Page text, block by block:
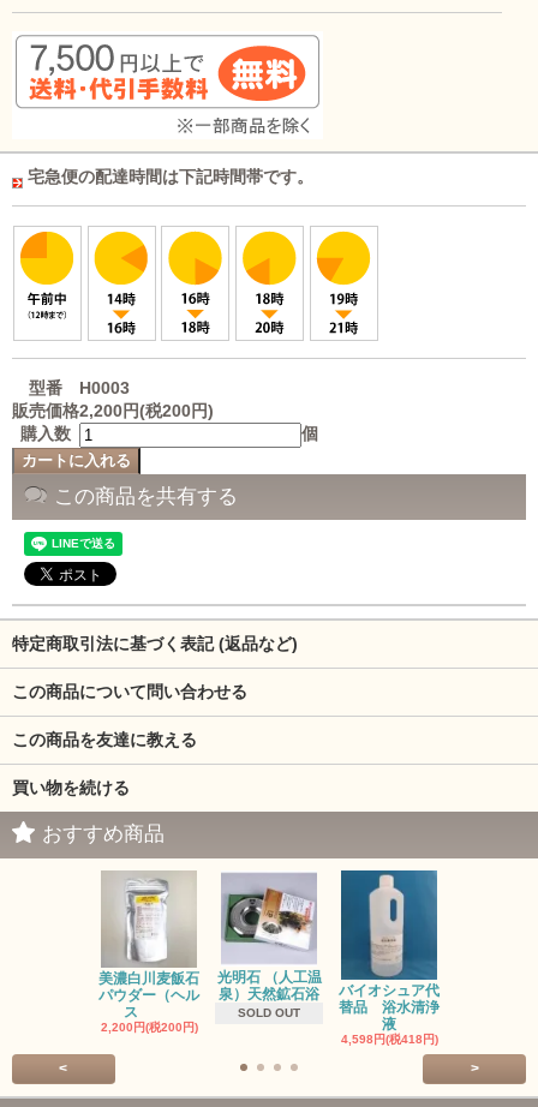
宅急便の配達時間は下記時間帯です。
型番
H0003
販売価格2,200円(税200円)
購入数
個
この商品を共有する
特定商取引法に基づく表記 (返品など)
この商品について問い合わせる
この商品を友達に教える
買い物を続ける
おすすめ商品
美濃白川麦飯石
パウダー（ヘル
ス
2,200円(税200円)
光明石 （人工温
泉）天然鉱石浴
SOLD OUT
バイオシュア代
替品 浴水清浄
液
4,598円(税418円)
< >